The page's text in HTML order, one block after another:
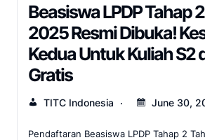
Beasiswa LPDP Tahap
2025 Resmi Dibuka!
Kedua Untuk Kuliah S2
Gratis
TITC Indonesia June 30,
Pendaftaran Beasiswa LPDP Tahap 2